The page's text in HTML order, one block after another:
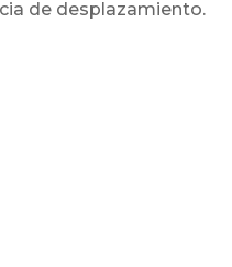
de desplazamiento.